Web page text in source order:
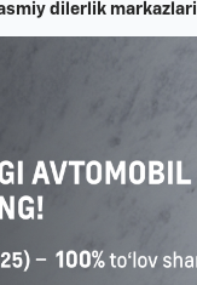
dilerlik markazlari